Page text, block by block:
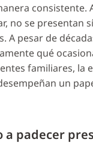
consistente.
no se presentan
A pesar de
qué
familiares, la
un
a padecer